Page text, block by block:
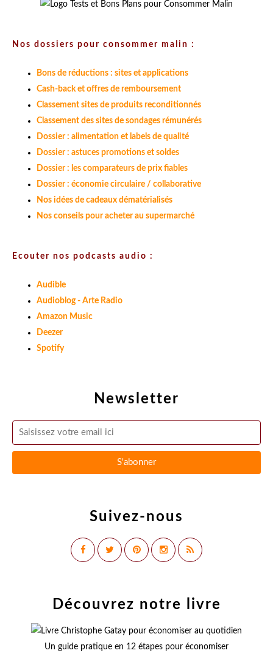
Newsletter
Suivez-nous
Nos dossiers pour consommer malin :
Bons de réductions : sites et applications
Cash-back et offres de remboursement
Classement sites de produits reconditionnés
Classement des sites de sondages rémunérés
Dossier : alimentation et labels de qualité
Dossier : astuces promotions et soldes
Dossier : les comparateurs de prix fiables
Dossier : économie circulaire / collaborative
Nos idées de cadeaux dématérialisés
Nos conseils pour acheter au supermarché
Ecouter nos podcasts audio :
Audible
Audioblog - Arte Radio
Amazon Music
Deezer
Spotify
Découvrez notre livre
Un guide pratique en 12 étapes pour économiser